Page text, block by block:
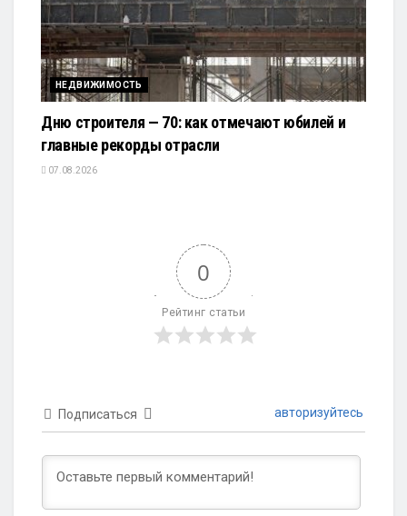
НЕДВИЖИМОСТЬ
Дню строителя — 70: как отмечают юбилей и
главные рекорды отрасли
07.08.2026
0
Рейтинг статьи
Подписаться авторизуйтесь